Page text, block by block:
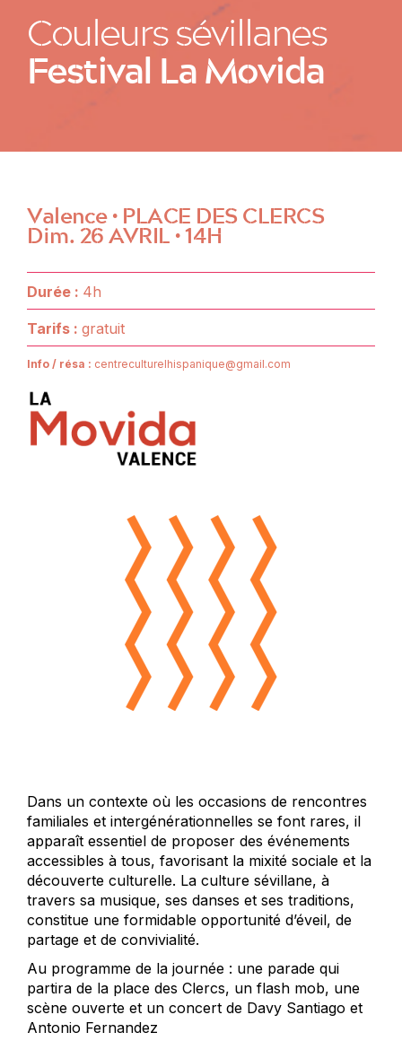
Couleurs sévillanes
Festival La Movida
Dans un contexte où les occasions de rencontres
familiales et intergénérationnelles se font rares, il
apparaît essentiel de proposer des événements
accessibles à tous, favorisant la mixité sociale et la
découverte culturelle. La culture sévillane, à
travers sa musique, ses danses et ses traditions,
constitue une formidable opportunité d’éveil, de
partage et de convivialité.
Au programme de la journée : une parade qui
partira de la place des Clercs, un flash mob, une
scène ouverte et un concert de Davy Santiago et
Antonio Fernandez
Valence • PLACE DES CLERCS
Dim. 26 AVRIL • 14H
Durée : 4h
Tarifs : gratuit
Info / résa : centreculturelhispanique@gmail.com